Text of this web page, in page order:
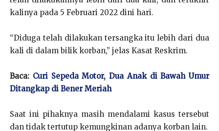
kalinya pada 5 Februari 2022 dini hari.
“Diduga telah dilakukan tersangka itu lebih dari dua
kali di dalam bilik korban,” jelas Kasat Reskrim.
Baca: Curi Sepeda Motor, Dua Anak di Bawah Umur
Ditangkap di Bener Meriah
Saat ini pihaknya masih mendalami kasus tersebut
dan tidak tertutup kemungkinan adanya korban lain.